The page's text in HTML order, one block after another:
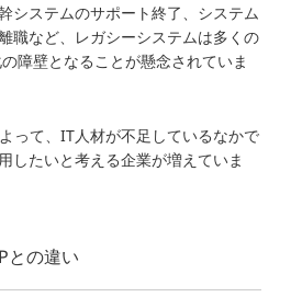
システムのサポート終了、システム
職など、レガシーシステムは多くの
障壁となることが懸念されていま
って、IT人材が不足しているなかで
したいと考える企業が増えていま
との違い